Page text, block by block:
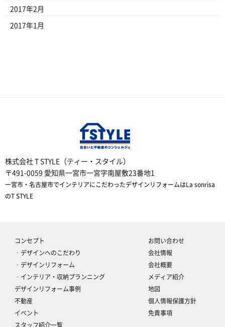
2017年2月
2017年1月
株式会社 T STYLE（ティー・スタイル）
〒491-0059 愛知県一宮市一宮字南屋敷23番地1
一宮市・名古屋市でインテリアにこだわったデザインリフォームはLa sonrisa
のT STYLE
コンセプト
‐デザインへのこだわり
‐デザインリフォーム
‐インテリア・収納プランニング
デザインリフォーム事例
不動産
イベント
スタッフ紹介一覧
お問い合わせ
会社情報
会社概要
メディア紹介
地図
個人情報保護方針
免責事項